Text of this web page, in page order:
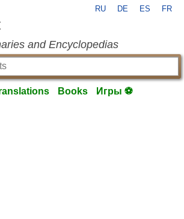
RU DE ES FR
and Encyclopedias
Books Игры ⚽